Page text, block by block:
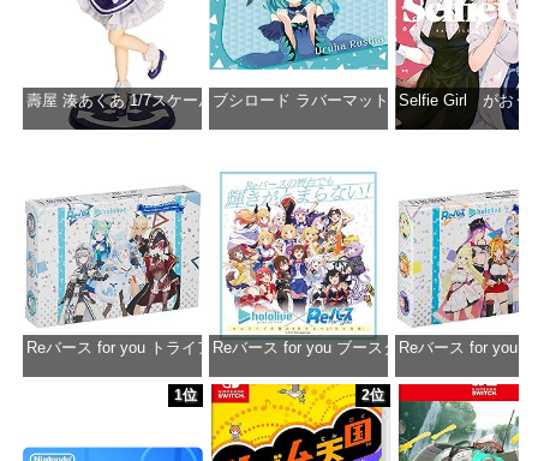
壽屋 湊あくあ 1/7スケール PVC製 塗装済み完成品フィギュア PP942
ブシロード ラバーマットコレクション
Selfie Girl がおう
Reバース for you トライアルデッキ ホロライブプロダクション ver.ホロ
価格：¥1,650
Reバース for you ブースターパック ホロライ
価格：¥2,980
Reバース for you
価格：
1位 2位